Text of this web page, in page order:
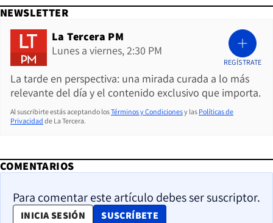
NEWSLETTER
La Tercera PM
Lunes a viernes, 2:30 PM
La tarde en perspectiva: una mirada curada a lo más
relevante del día y el contenido exclusivo que importa.
REGÍSTRATE
Al suscribirte estás aceptando losTérminos y Condicionesy las Políticas de
Privacidad de La Tercera.
COMENTARIOS
Para comentar este artículo debes ser suscriptor.
INICIA SESIÓN SUSCRÍBETE
OPENS IN NEW WINDOW